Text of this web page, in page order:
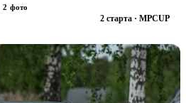
2 фото
2 старта · MPCUP